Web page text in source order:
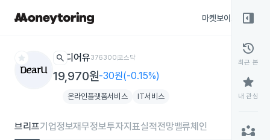
마켓보이스
star search 디어유376300코스닥
19,970원-30원(-0.15%)
온라인플랫폼서비스 IT서비스
브리프기업정보재무정보투자지표실적전망밸류체인
right_panel_open
history
최근 본
star
내 관심
partner_exchange